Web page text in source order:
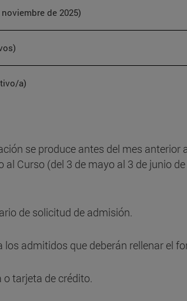
de 2025)
a)
se produce antes del mes
Curso (del 3 de mayo al 3 de junio
de solicitud de admisión.
admitidos que deberán rellenar el
tarjeta de crédito.